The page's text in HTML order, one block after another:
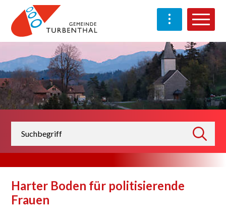
Navigieren in
Schnellnavigation
suchen
Harter Boden für politisierende
Frauen